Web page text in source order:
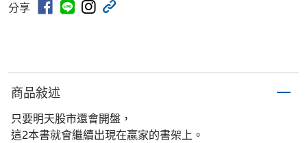
分享
商品敍述
只要明天股市還會開盤，
這2本書就會繼續出現在贏家的書架上。